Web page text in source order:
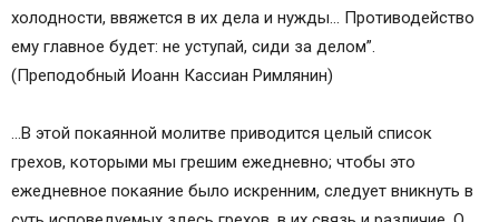
холодности, ввяжется в их дела и нужды… Противодейство
ему главное будет: не уступай, сиди за делом”.
(Преподобный Иоанн Кассиан Римлянин)
…В этой покаянной молитве приводится целый список
грехов, которыми мы грешим ежедневно; чтобы это
ежедневное покаяние было искренним, следует вникнуть в